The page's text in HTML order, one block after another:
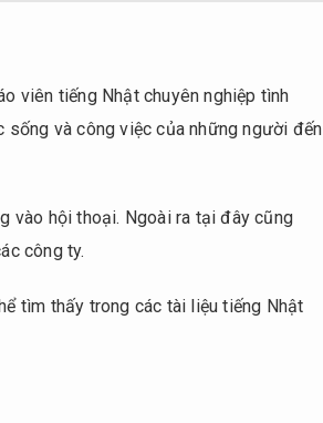
viên tiếng Nhật chuyên nghiệp tình
sống và công việc của những người đến
vào hội thoại. Ngoài ra tại đây cũng
công ty.
tìm thấy trong các tài liệu tiếng Nhật